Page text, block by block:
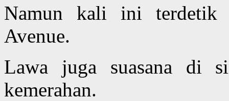
Namun kali ini terdetik
Avenue.
Lawa juga suasana di
kemerahan.